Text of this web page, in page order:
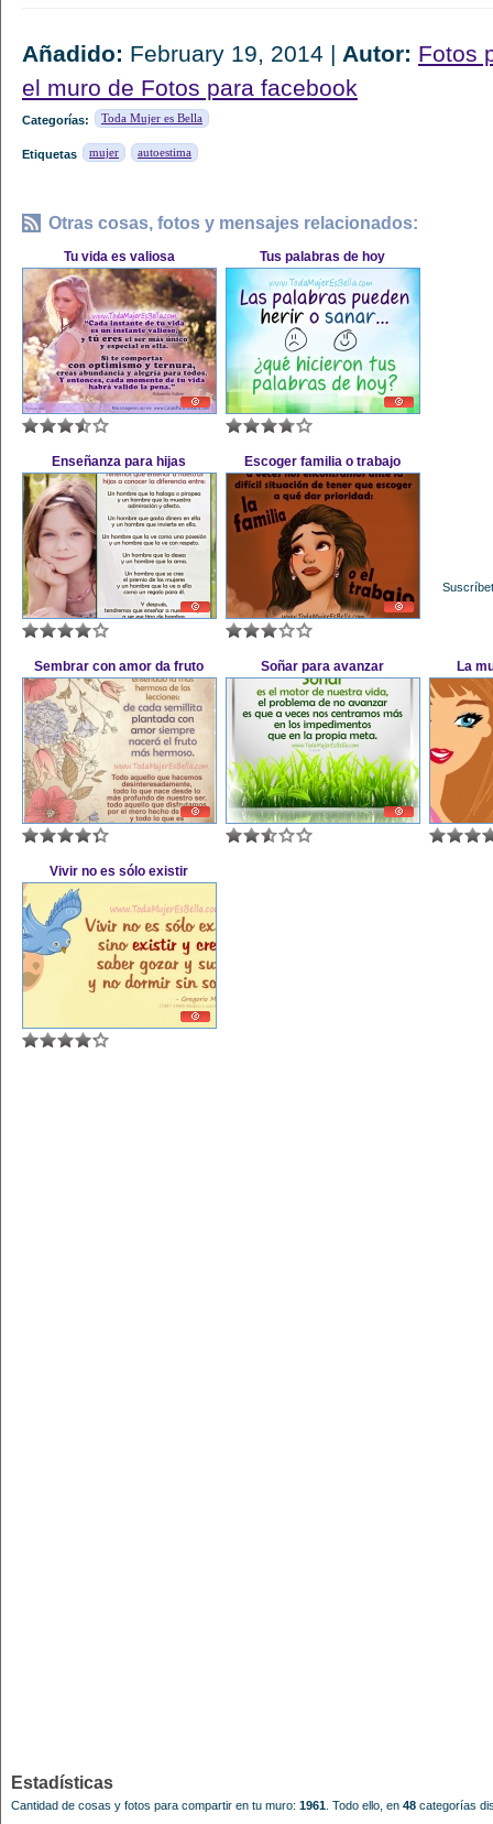
Añadido: February 19, 2014 | Autor: Fotos
el muro de Fotos para facebook
Categorías: Toda Mujer es Bella
Etiquetas mujer autoestima
Otras cosas, fotos y mensajes relacionados:
Tu vida es valiosa Tus palabras de hoy
Enseñanza para hijas Escoger familia o trabajo
Sembrar con amor da fruto Soñar para avanzar La
Vivir no es sólo existir
Estadísticas
Cantidad de cosas y fotos para compartir en tu muro: 1961 Todo ello, en 48 categorías